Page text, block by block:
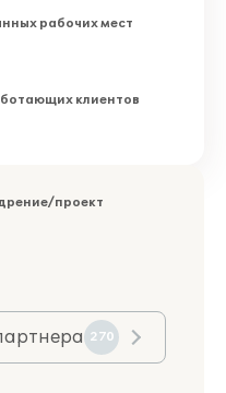
рабочих мест
клиентов
проект
270